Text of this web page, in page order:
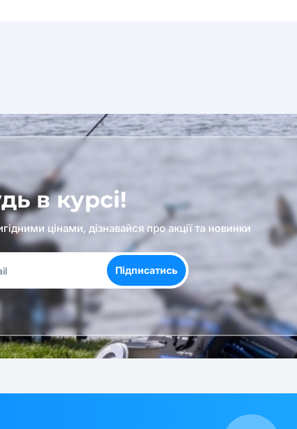
в курсі!
цінами, дізнавайся про акції та новинки
Підписатись